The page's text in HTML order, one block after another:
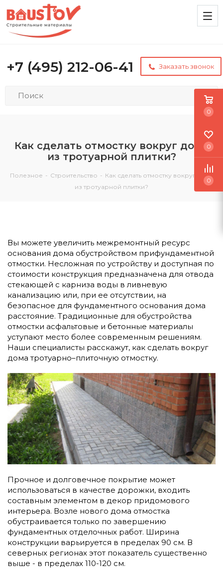
+7 (495) 212-06-41 Заказать звонок
Как сделать отмостку вокруг дома
из тротуарной плитки?
Полезное - Строительство - Как сделать отмостку вокруг дома
из тротуарной плитки?
Вы можете увеличить межремонтный ресурс
основания дома обустройством прифундаментной
отмостки. Несложная по устройству и доступная по
стоимости конструкция предназначена для отвода
стекающей с карниза воды в ливневую
канализацию или, при ее отсутствии, на
безопасное для фундаментного основания дома
расстояние. Традиционные для обустройства
отмостки асфальтовые и бетонные материалы
уступают место более современным решениям.
Наши специалисты расскажут, как сделать вокруг
дома тротуарно–плиточную отмостку.
Прочное и долговечное покрытие может
использоваться в качестве дорожки, входить
составным элементом в декор придомового
интерьера. Возле нового дома отмостка
обустраивается только по завершению
фундаментных отделочных работ. Ширина
конструкции варьируется в пределах 90 см. В
северных регионах этот показатель существенно
выше - в пределах 110-120 см.
0
0
0